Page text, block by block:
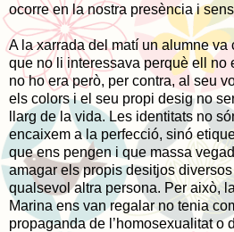
ocorre en la nostra presència i
A la xarrada del matí un alumne va
que no li interessava perquè ell no
no ho era però, per contra, al seu
els colors i el seu propi desig no
llarg de la vida. Les identitats no
encaixem a la perfecció, sinó
que ens pengen i que massa
amagar els propis desitjos
qualsevol altra persona. Per això,
Marina ens van regalar no tenia
propaganda de l’homosexualitat o